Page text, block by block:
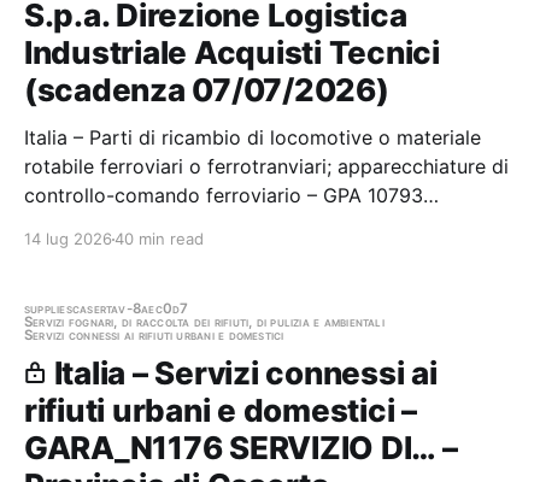
S.p.a. Direzione Logistica
Industriale Acquisti Tecnici
(scadenza 07/07/2026)
Italia – Parti di ricambio di locomotive o materiale
rotabile ferroviari o ferrotranviari; apparecchiature di
controllo-comando ferroviario – GPA 10793
flessibili e/o rigidi per applicazioni varie sui Rotabili
14 lug 202640 min read
suppliescasertav-8aec0d7
Servizi fognari, di raccolta dei rifiuti, di pulizia e ambientali
Servizi connessi ai rifiuti urbani e domestici
Italia – Servizi connessi ai
rifiuti urbani e domestici –
GARA_N1176 SERVIZIO DI… –